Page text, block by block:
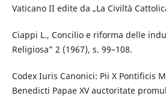
Vaticano II edite da „La Civiltà
Ciappi L., Concilio e riforma delle
Religiosa” 2 (1967), s. 99–108.
Codex Iuris Canonici: Pii X Pontificis
Benedicti Papae XV auctoritate